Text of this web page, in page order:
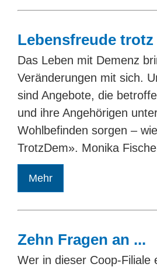
Lebensfreude
Das Leben mit Demenz
Veränderungen mit sich.
sind Angebote, die
und ihre Angehörigen
Wohlbefinden sorgen –
TrotzDem». Monika
Mehr
Zehn Fragen an ...
Wer in dieser Coop-Filiale